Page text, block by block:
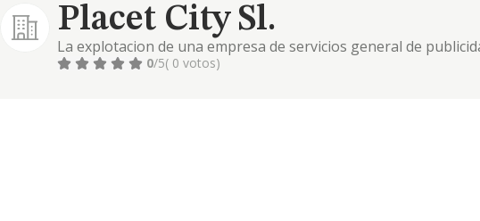
Placet City Sl.
La explotacion de una empresa de servicios general de
actividades de todas clases relaciondadas con las anteriores y
0/5( 0 votos)